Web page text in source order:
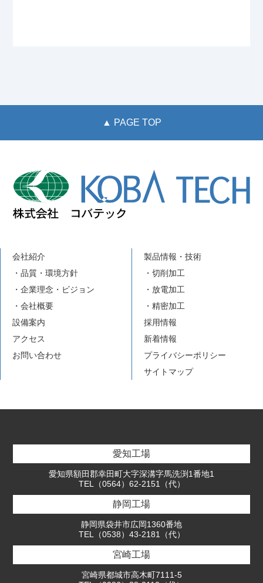
▲ PAGE TOP
会社紹介
・品質・環境方針
・企業理念・ビジョン
・会社概要
製品情報・技術
・切削加工
・放電加工
・精密加工
設備案内
アクセス
お問い合わせ
採用情報
新着情報
プライバシーポリシー
サイトマップ
愛知工場
愛知県額田郡幸田町大字深溝字馬洗渕1番地1
TEL（0564）62-2151（代）
静岡工場
静岡県袋井市広岡1360番地
TEL（0538）43-2181（代）
宮崎工場
宮崎県都城市高木町7111-5